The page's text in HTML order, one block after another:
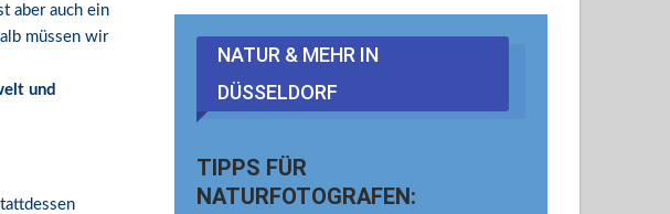
aber auch ein
müssen wir
und
NATUR & MEHR IN
DÜSSELDORF
TIPPS FÜR
NATURFOTOGRAFEN: